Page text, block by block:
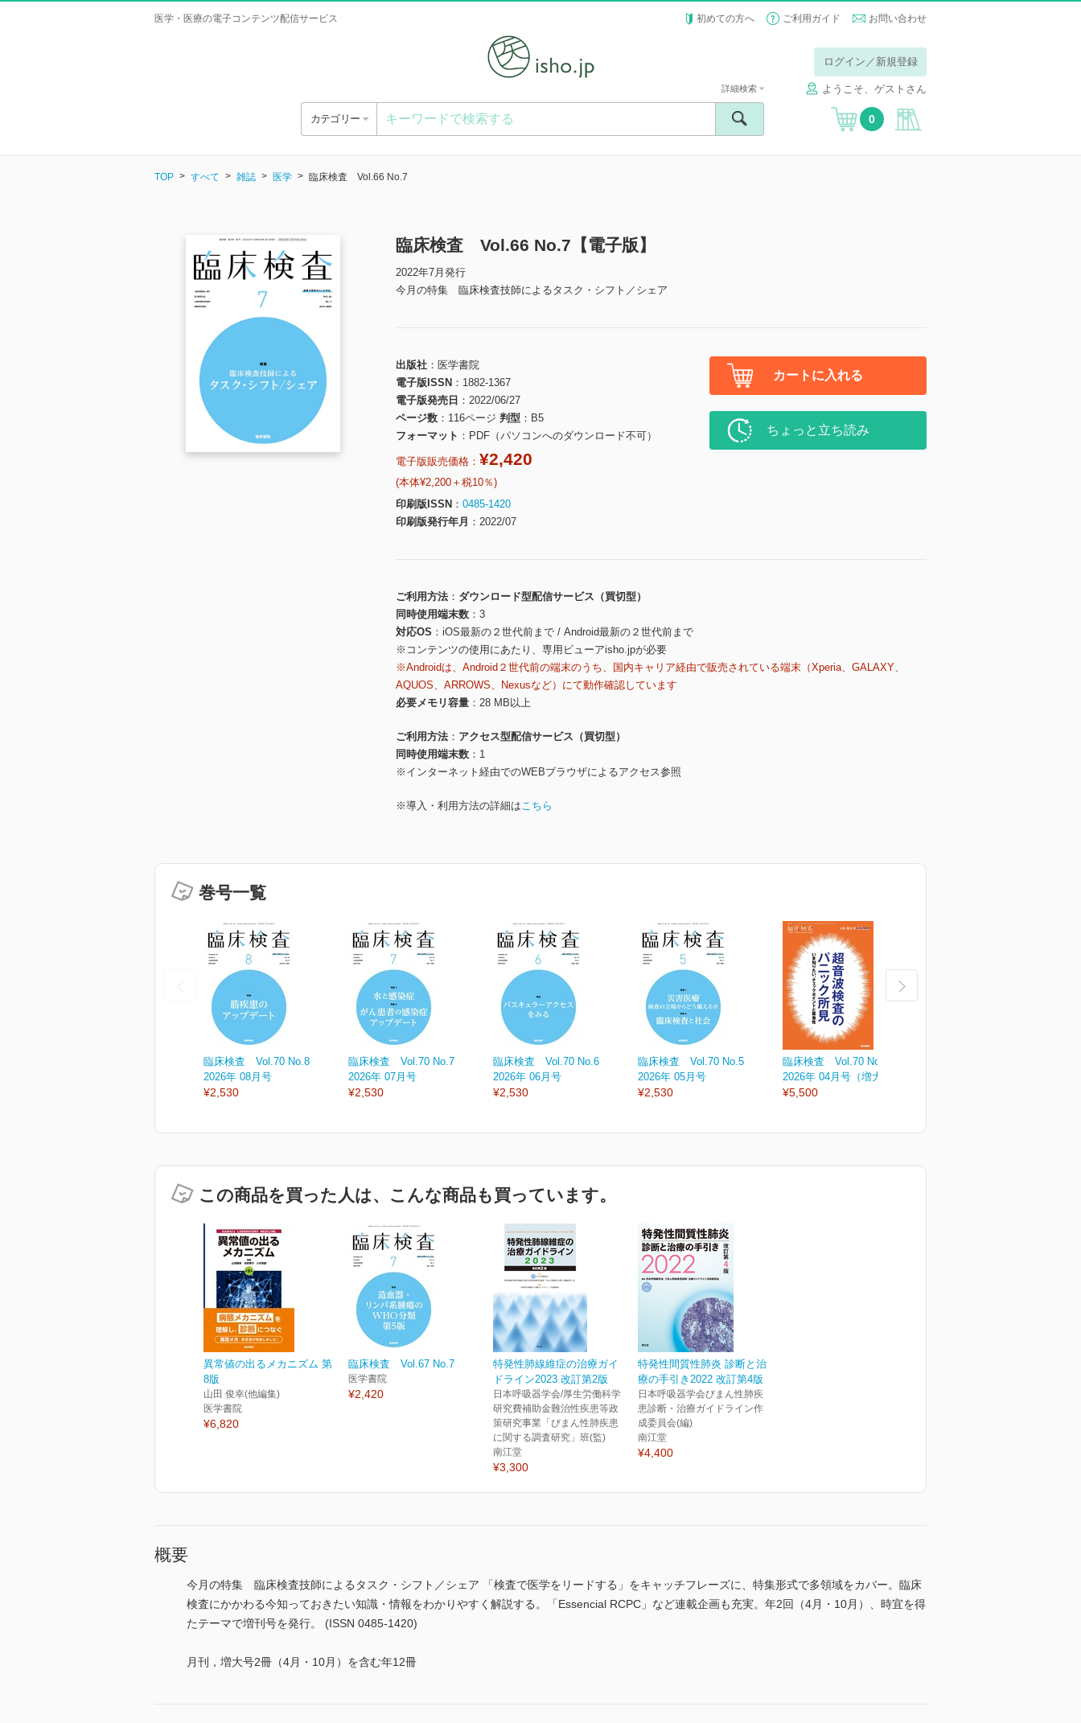
医学・医療の電子コンテンツ配信サービス 初めての方へ ご利用ガイド お問い合わせ
ログイン／新規登録
ようこそ、ゲストさん
カテゴリー
詳細検索
0
TOP すべて 雑誌 医学 臨床検査 Vol.66 No.7
臨床検査 Vol.66 No.7【電子版】
2022年7月発行
今月の特集 臨床検査技師によるタスク・シフト／シェア
出版社
医学書院
電子版ISSN
1882-1367
電子版発売日
2022/06/27
ページ数
116ページ 判型
B5
フォーマット
PDF（パソコンへのダウンロード不可）
電子版販売価格： ¥2,420
(本体¥2,200＋税10％)
印刷版ISSN
0485-1420
印刷版発行年月
2022/07
カートに入れる
ちょっと立ち読み
ご利用方法
ダウンロード型配信サービス（買切型）
同時使用端末数
3
対応OS
iOS最新の２世代前まで / Android最新の２世代前まで
※コンテンツの使用にあたり、専用ビューアisho.jpが必要
※Androidは、Android２世代前の端末のうち、国内キャリア経由で販売されている端末（Xperia、GALAXY、
AQUOS、ARROWS、Nexusなど）にて動作確認しています
必要メモリ容量
28 MB以上
ご利用方法
アクセス型配信サービス（買切型）
同時使用端末数
1
※インターネット経由でのWEBブラウザによるアクセス参照
※導入・利用方法の詳細はこちら
巻号一覧
臨床検査 Vol.70 No.8
2026年 08月号
¥2,530
臨床検査 Vol.70 No.7
2026年 07月号
¥2,530
臨床検査 Vol.70 No.6
2026年 06月号
¥2,530
臨床検査 Vol.70 No.5
2026年 05月号
¥2,530
臨床検査 Vol.70 No.4
2026年 04月号（増大号）
¥5,500
この商品を買った人は、こんな商品も買っています。
異常値の出るメカニズム 第
8版
山田 俊幸(他編集)
医学書院
¥6,820
臨床検査 Vol.67 No.7
医学書院
¥2,420
特発性肺線維症の治療ガイ
ドライン2023 改訂第2版
日本呼吸器学会/厚生労働科学
研究費補助金難治性疾患等政
策研究事業「びまん性肺疾患
に関する調査研究」班(監)
南江堂
¥3,300
特発性間質性肺炎 診断と治
療の手引き2022 改訂第4版
日本呼吸器学会びまん性肺疾
患診断・治療ガイドライン作
成委員会(編)
南江堂
¥4,400
概要
今月の特集 臨床検査技師によるタスク・シフト／シェア 「検査で医学をリードする」をキャッチフレーズに、特集形式で多領域をカバー。臨床
検査にかかわる今知っておきたい知識・情報をわかりやすく解説する。「Essencial RCPC」など連載企画も充実。年2回（4月・10月）、時宜を得
たテーマで増刊号を発行。 (ISSN 0485-1420)
月刊，増大号2冊（4月・10月）を含む年12冊